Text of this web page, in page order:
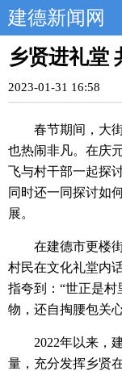
建德新闻网
乡贤进礼堂
2023-01-31 16:58
春节期间，大
也热闹非凡。在庆
飞与村干部一起探
同时还一同探讨如
展。
在建德市更楼
村民在文化礼堂内
指夸到：“世正是
物，还自掏腰包关
2022年以来，
量，充分发挥乡贤